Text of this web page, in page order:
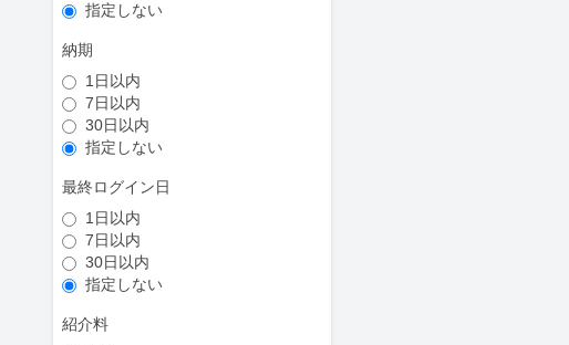
指定しない
納期
1日以内
7日以内
30日以内
指定しない
最終ログイン日
1日以内
7日以内
30日以内
指定しない
紹介料